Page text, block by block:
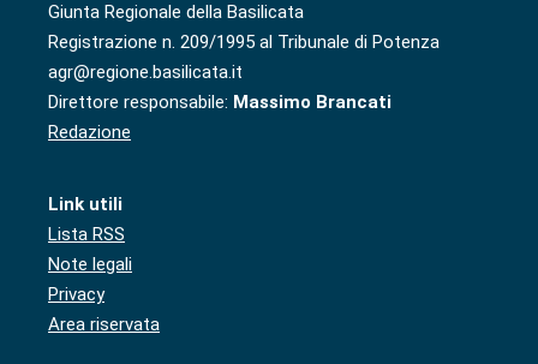
Giunta Regionale della Basilicata
Registrazione n. 209/1995 al Tribunale di Potenza
agr@regione.basilicata.it
Direttore responsabile: Massimo Brancati
Redazione
Link utili
Lista RSS
Note legali
Privacy
Area riservata